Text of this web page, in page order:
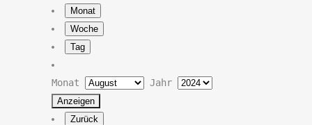
Monat
Woche
Tag
Monat Jahr
Zurück